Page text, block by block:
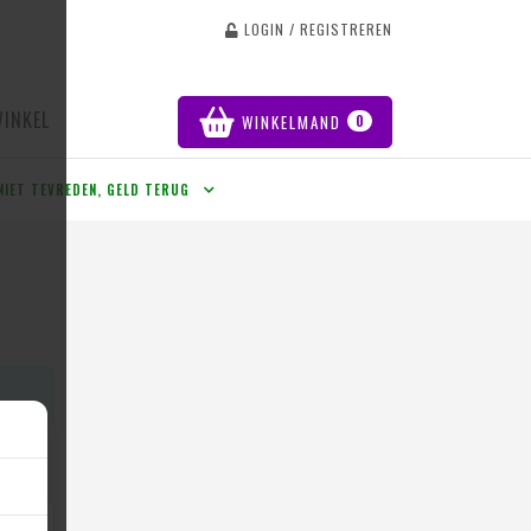
LOGIN / REGISTREREN
WINKELMAND 0
TEVREDEN, GELD TERUG